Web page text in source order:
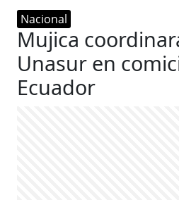
Nacional
Mujica
Unasur en
Ecuador